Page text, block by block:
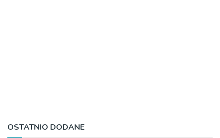
OSTATNIO DODANE